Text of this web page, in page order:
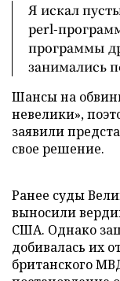
Я искал
perl-
программы
занимались
Шансы на
невелики»,
заявили
свое решение.
Ранее суды
выносили
США. Однако
добивалась их
британского